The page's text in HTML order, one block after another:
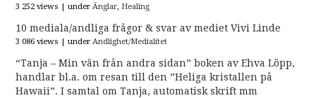
3 252 views |underÄnglar, Healing
10 mediala/andliga frågor & svar av mediet Vivi Linde
3 086 views |underAndlighet/Medialitet
“Tanja – Min vän från andra sidan” boken av Ehva Löpp,
handlar bl.a. om resan till den ”Heliga kristallen på
Hawaii”. I samtal om Tanja, automatisk skrift mm